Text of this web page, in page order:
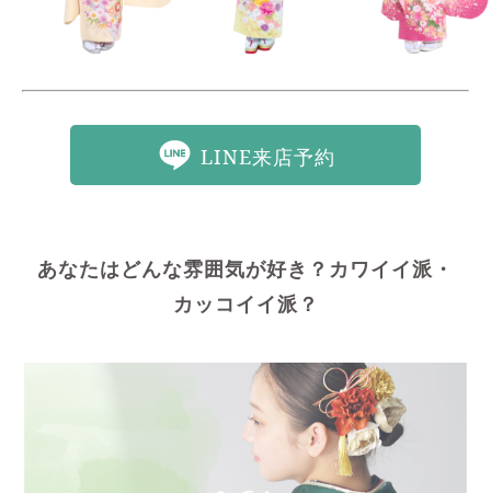
LINE来店予約
あなたはどんな雰囲気が好き？カワイイ派・
カッコイイ派？